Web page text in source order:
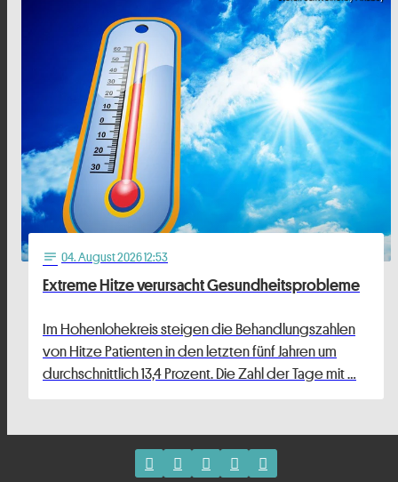
notes 04. August 2026 12:53
Extreme Hitze verursacht Gesundheitsprobleme
Im Hohenlohekreis steigen die Behandlungszahlen
von Hitze Patienten in den letzten fünf Jahren um
durchschnittlich 13,4 Prozent. Die Zahl der Tage mit …